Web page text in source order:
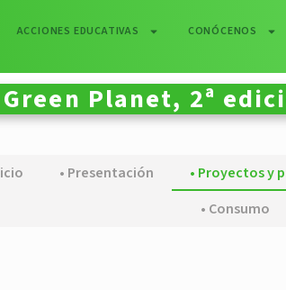
ACCIONES EDUCATIVAS CONÓCENOS
Planet, 2ª
• Presentación • Proyectos y
• Consumo